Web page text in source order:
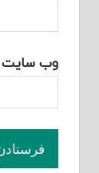
وب‌ سایت